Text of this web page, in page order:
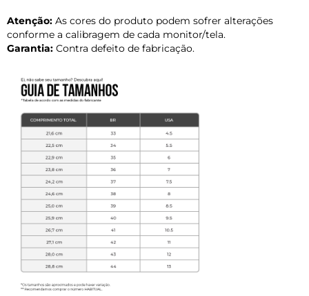
Atenção: As cores do produto podem sofrer alterações
conforme a calibragem de cada monitor/tela.
Garantia: Contra defeito de fabricação.